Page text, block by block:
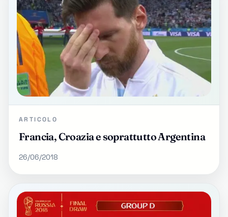
ARTICOLO
Francia, Croazia e soprattutto Argentina
26/06/2018